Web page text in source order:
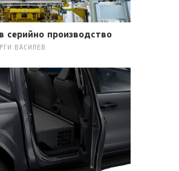
серийно производство
ВАСИЛЕВ